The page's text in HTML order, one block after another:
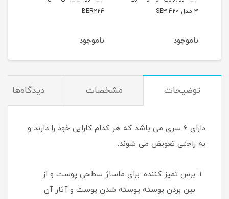
3 مدل SE3-420
ناموجود
BER224
ناموجود
توضیحات مشخصات دیدگاه‌ها
دارای 6 سری می باشد که هر کدام کارایی خود را دارند و
به راحتی تعویض می شوند.
برس تمیز کننده :برای ماساژ سطحی پوست و از
بین بردن پوسته پوسته شدن پوست و آثار آن